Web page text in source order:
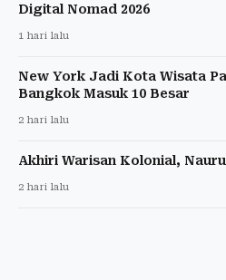
Digital Nomad 2026
1 hari lalu
New York Jadi Kota Wisata
Bangkok Masuk 10 Besar
2 hari lalu
Akhiri Warisan Kolonial,
2 hari lalu